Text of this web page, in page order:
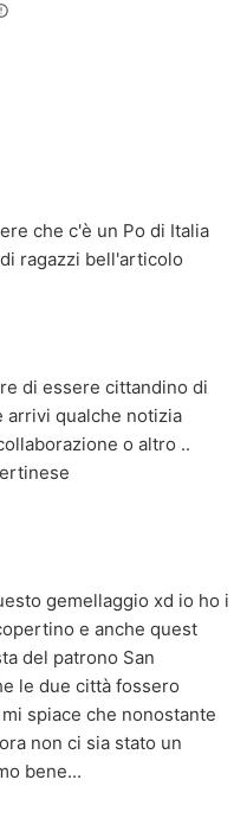
che c'è un Po di Italia
ragazzi bell'articolo
di essere cittandino di
arrivi qualche notizia
o altro ..
gemellaggio xd io ho i
e anche quest
del patrono San
le due città fossero
spiace che nonostante
non ci sia stato un
bene...